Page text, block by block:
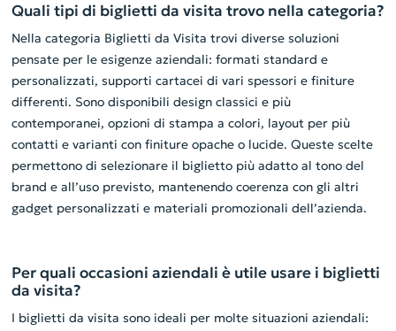
Quali tipi di biglietti da visita trovo nella categoria?
Nella categoria Biglietti da Visita trovi diverse soluzioni
pensate per le esigenze aziendali: formati standard e
personalizzati, supporti cartacei di vari spessori e finiture
differenti. Sono disponibili design classici e più
contemporanei, opzioni di stampa a colori, layout per più
contatti e varianti con finiture opache o lucide. Queste scelte
permettono di selezionare il biglietto più adatto al tono del
brand e all’uso previsto, mantenendo coerenza con gli altri
gadget personalizzati e materiali promozionali dell’azienda.
Per quali occasioni aziendali è utile usare i biglietti
da visita?
I biglietti da visita sono ideali per molte situazioni aziendali: